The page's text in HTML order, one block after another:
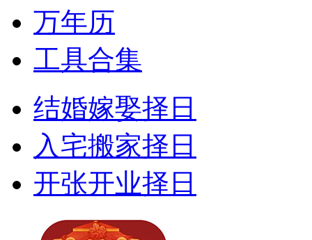
万年历
工具合集
结婚嫁娶择日
入宅搬家择日
开张开业择日